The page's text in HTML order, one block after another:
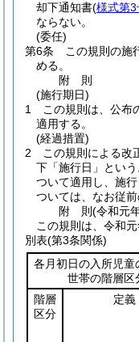
却下通知書(様式第3
ならない。
(委任)
第6条
この規則の施
める。
附 則
(施行期日)
1
この規則は、公布
適用する。
(経過措置)
2
この規則による改
下「施行日」とい
ついて適用し、施
ついては、なお従前
附 則(令和元
この規則は、令和
別表(第3条関係)
各月初日の入所児童
世帯の階層区
階層
区分
定義